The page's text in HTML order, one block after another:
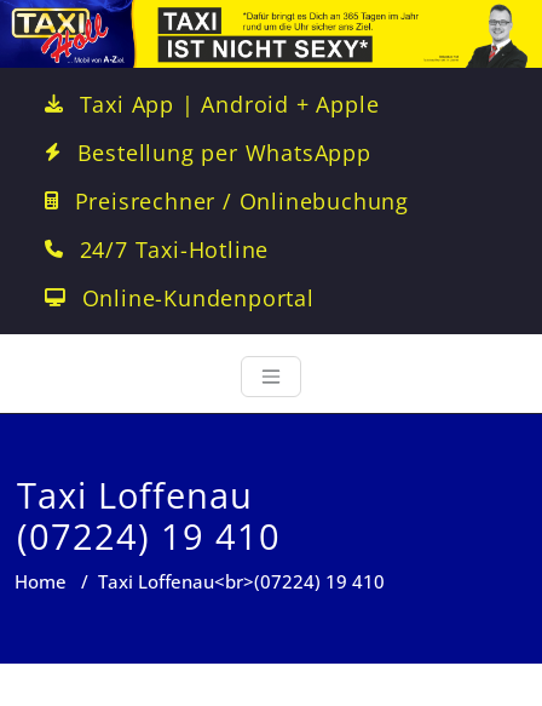
Taxi App | Android + Apple
Bestellung per WhatsAppp
Preisrechner / Onlinebuchung
24/7 Taxi-Hotline
Online-Kundenportal
Taxi Loffenau
(07224) 19 410
Home / Taxi Loffenau<br>(07224) 19 410